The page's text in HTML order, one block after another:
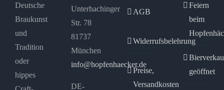
Deutsche
Braukunst
und
Tradition
oder
hippes
Unterhachinger
Str. 78
81737
München
info@hopfenhaecker.de
DE-
AGB
Widerrufsbelehrung
Preise,
Versandkosten
Feiern
beim
geöffnet